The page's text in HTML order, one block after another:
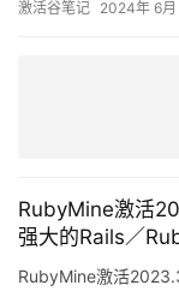
激活谷笔记 2024年 6月
RubyMine激活
强大的Rails／
RubyMine激活